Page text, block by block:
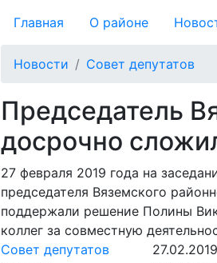
Главная О районе
Новости Совет депутатов
Председатель
досрочно
27 февраля 2019 года на
председателя Вяземского
поддержали решение Полины
коллег за совместную
Совет депутатов